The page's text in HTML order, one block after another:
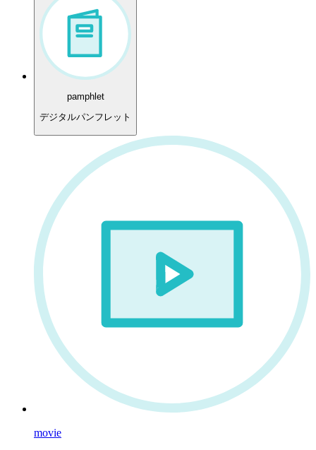
pamphlet
デジタルパンフレット
movie